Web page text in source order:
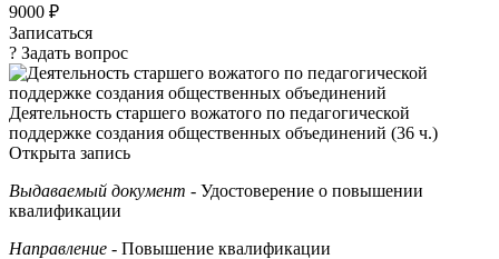
9000 ₽
Записаться
? Задать вопрос
Деятельность старшего вожатого по педагогической
поддержке создания общественных объединений (36 ч.)
Открыта запись
Выдаваемый документ - Удостоверение о повышении
квалификации
Направление - Повышение квалификации